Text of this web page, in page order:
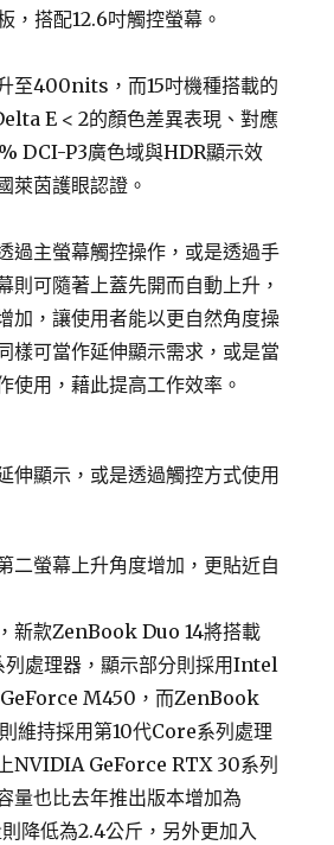
，搭配12.6吋觸控螢幕。
至400nits，而15吋機種搭載的
E < 2的顏色差異表現、對應
DCI-P3廣色域與HDR顯示效
萊茵護眼認證。
過主螢幕觸控操作，或是透過手
則可隨著上蓋先開而自動上升，
加，讓使用者能以更自然角度操
樣可當作延伸顯示需求，或是當
使用，藉此提高工作效率。
伸顯示，或是透過觸控方式使用
二螢幕上升角度增加，更貼近自
新款ZenBook Duo 14將搭載
處理器，顯示部分則採用Intel
M450，而ZenBook
維持採用第10代Core系列處理
NVIDIA GeForce RTX 30系列
量也比去年推出版本增加為
降低為2.4公斤，另外更加入